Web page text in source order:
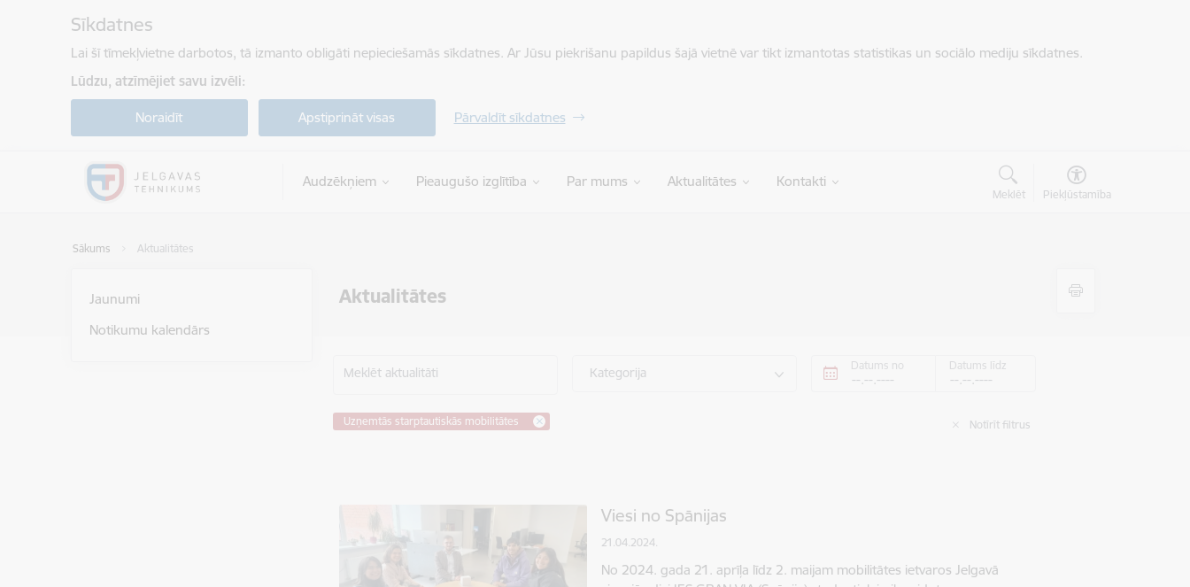
Sīkdatnes
Lai šī tīmekļvietne darbotos, tā izmanto obligāti nepieciešamās sīkdatnes. Ar Jūsu piekrišanu papildus šajā vietnē var tikt izmantotas statistikas un sociālo mediju sīkdatnes.
Lūdzu, atzīmējiet savu izvēli:
Noraidīt Apstiprināt visas Pārvaldīt sīkdatnes
Audzēkņiem Pieaugušo izglītība Par mums Aktualitātes Kontakti
Meklēt Piekļūstamība
Sākums Aktualitātes
Aktualitātes
Jaunumi
Notikumu kalendārs
Meklēt aktualitāti Kategorija Datums no Datums līdz
Uzņemtās starptautiskās mobilitātes Notīrīt filtrus
Viesi no Spānijas
21.04.2024.
No 2024. gada 21. aprīļa līdz 2. maijam mobilitātes ietvaros Jelgavā